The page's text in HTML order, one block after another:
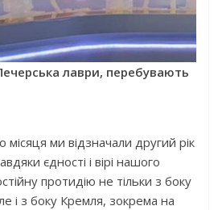
лаври, перебувають
ми відзначали другий рік
єдності і вірі нашого
протидію не тільки з боку
і з боку Кремля, зокрема на